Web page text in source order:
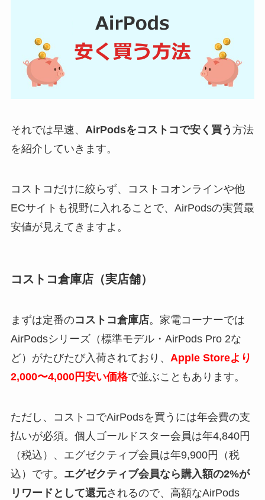
それでは早速、 AirPodsをコストコで安く買う 方法
を紹介していきます。
コストコだけに絞らず、コストコオンラインや他
ECサイトも視野に入れることで、AirPodsの実質最
安値が見えてきますよ。
コストコ倉庫店（実店舗）
まずは定番のコストコ倉庫店。家電コーナーでは
AirPodsシリーズ（標準モデル・AirPods Pro 2な
ど）がたびたび入荷されており、 Apple Storeより
2,000〜4,000円安い価格で並ぶこともあります。
ただし、コストコでAirPodsを買うには年会費の支
払いが必須。個人ゴールドスター会員は年4,840円
（税込）、エグゼクティブ会員は年9,900円（税
込）です。 エグゼクティブ会員なら購入額の2%が
リワードとして還元されるので、高額なAirPods